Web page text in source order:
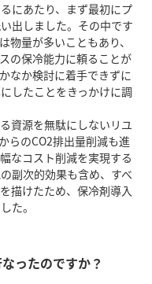
にあたり、まず最初にプ
出しました。その中です
物量が多いこともあり、
の保冷能力に頼ることが
なか検討に着手できずに
したことをきっかけに調
資源を無駄にしないリユ
らのCO2排出量削減も進
なコスト削減を実現する
副次的効果も含め、すべ
描けたため、保冷剤導入
た。
ったのですか？